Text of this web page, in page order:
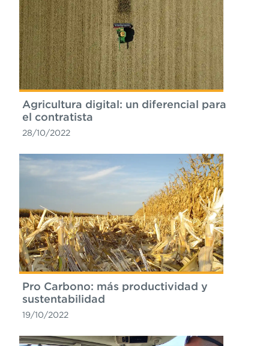
Agricultura digital: un diferencial para
el contratista
28/10/2022
Pro Carbono: más productividad y
sustentabilidad
19/10/2022